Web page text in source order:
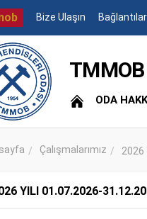
Bize Ulaşın Bağlantılar
ODA
Çalışmalarımız 2026
YILI 01.07.2026-